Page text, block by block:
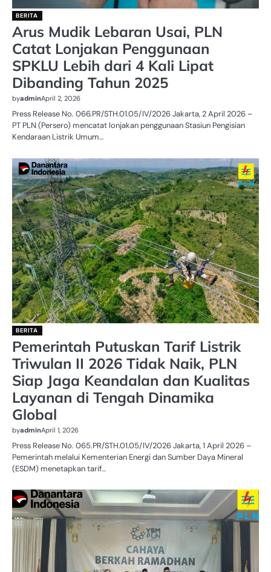
BERITA
Arus Mudik Lebaran Usai, PLN
Catat Lonjakan Penggunaan
SPKLU Lebih dari 4 Kali Lipat
Dibanding Tahun 2025
byadminApril 2, 2026
Press Release No. 066.PR/STH.01.05/IV/2026 Jakarta, 2 April 2026 –
PT PLN (Persero) mencatat lonjakan penggunaan Stasiun Pengisian
Kendaraan Listrik Umum…
BERITA
Pemerintah Putuskan Tarif Listrik
Triwulan II 2026 Tidak Naik, PLN
Siap Jaga Keandalan dan Kualitas
Layanan di Tengah Dinamika
Global
byadminApril 1, 2026
Press Release No. 065.PR/STH.01.05/IV/2026 Jakarta, 1 April 2026 –
Pemerintah melalui Kementerian Energi dan Sumber Daya Mineral
(ESDM) menetapkan tarif…